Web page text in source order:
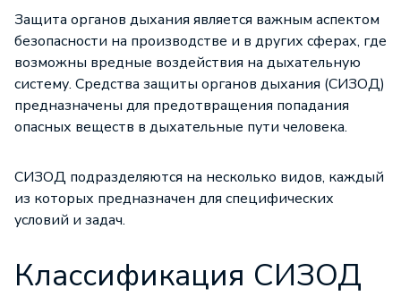
Защита органов дыхания является важным аспектом
безопасности на производстве и в других сферах, где
возможны вредные воздействия на дыхательную
систему. Средства защиты органов дыхания (СИЗОД)
предназначены для предотвращения попадания
опасных веществ в дыхательные пути человека.
СИЗОД подразделяются на несколько видов, каждый
из которых предназначен для специфических
условий и задач.
Классификация СИЗОД